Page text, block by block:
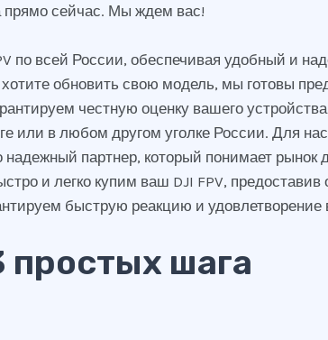
прямо сейчас. Мы ждем вас!
по всей России, обеспечивая удобный и
обновить свою модель, мы готовы
честную оценку вашего
или в любом другом уголке России. Для
партнер, который понимает рынок
и легко купим ваш DJI FPV,
быструю реакцию и
простых шага